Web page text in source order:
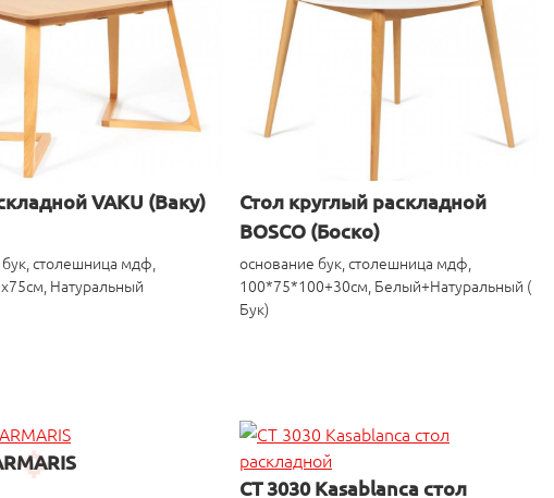
VAKU (Ваку)
столешница мдф,
Натуральный
Стол круглый раскладной
BOSCO (Боско)
основание бук, столешница мдф,
100*75*100+30см, Белый+Натуральный (
Бук)
CT 3030 Kasablanca стол